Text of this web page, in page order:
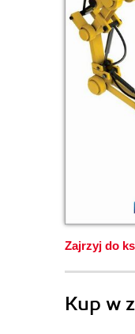
Zajrzyj do
Kup w